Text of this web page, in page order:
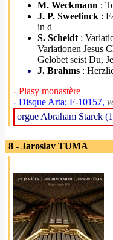
M. Weckmann :
J. P. Sweelinck :
in d
S. Scheidt :
Variationen Jesus
Gelobet seist Du,
J. Brahms :
- Plasy monastère
- Disque Arta; F-10157,
orgue Abraham Starck
8 - Jaroslav TUMA